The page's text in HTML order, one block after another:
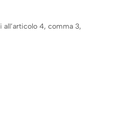
all’articolo 4, comma 3,